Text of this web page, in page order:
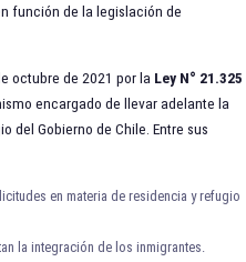
función de la legislación de
octubre de 2021 por la Ley N° 21.325
encargado de llevar adelante la
del Gobierno de Chile. Entre sus
en materia de residencia y refugio
la integración de los inmigrantes.